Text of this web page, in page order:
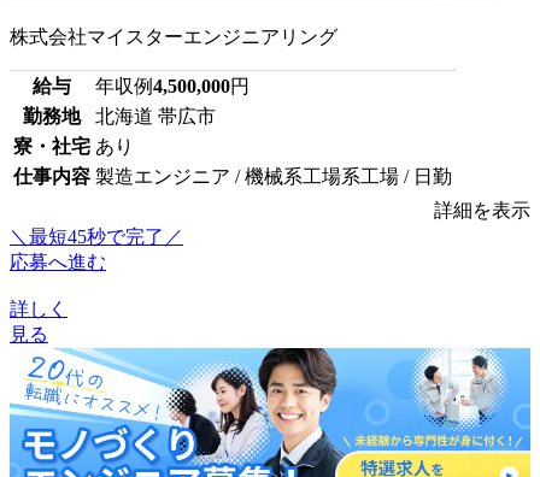
株式会社マイスターエンジニアリング
給与 年収例4,500,000円
勤務地
北海道 帯広市
寮・社宅 あり
仕事内容 製造エンジニア / 機械系工場系工場 / 日勤
詳細を表示
＼最短45秒で完了／
応募へ進む
詳しく
見る